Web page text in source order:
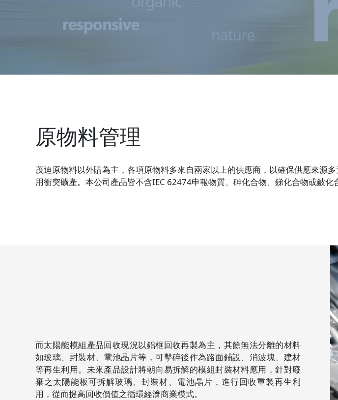
原物料管理
茂迪原物料以外購為主，各項原物料多來自兩家以上的供應商，以確保供應來源
用衝突礦產。本公司產品皆不含IEC 62474申報物質、砷化合物、銻化合物或鈹化
而太陽能模組產品回收現況以鋁框回收再製為主，其餘無法分離的材料
如玻璃、封裝材、電池晶片等，可擊碎後作為路面鋪設、消波塊、建材
等再生利用。未來產品設計將朝向易拆解的模組封裝材料應用，針對廢
棄之太陽能板可拆解玻璃、封裝材、電池晶片，進行回收重製再生利
用，從而提高回收價值之循環經濟商業模式。